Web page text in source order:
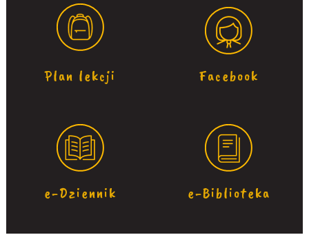
Plan lekcji Facebook
e-Dziennik e-Biblioteka